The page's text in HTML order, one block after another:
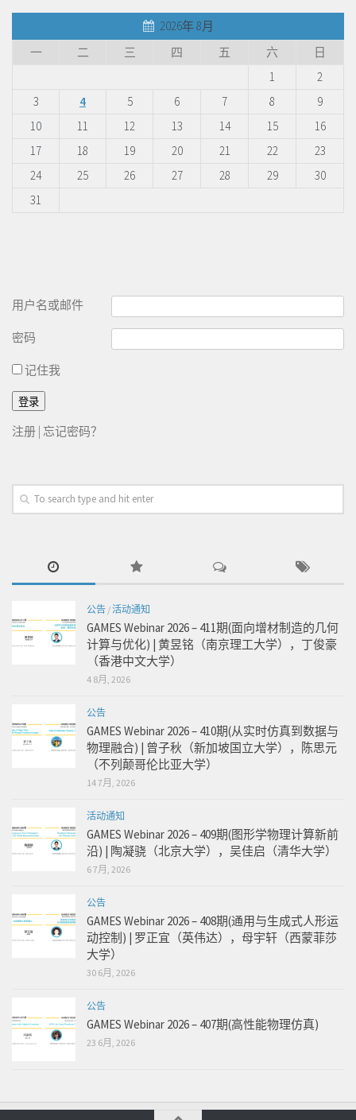
2026年 8月
一
二 三 四 五 六
日
1
2
3
4 5 6 7 8
9
10
11 12 13 14 15
16
17
18 19 20 21 22
23
24
25 26 27 28 29
30
31
用户名或邮件
密码
记住我
注册 | 忘记密码？
公告 /活动通知
GAMES Webinar 2026 – 411期(面向增材制造的几何
计算与优化) | 黄昱铭（南京理工大学），丁俊豪
（香港中文大学）
4 8月, 2026
公告
GAMES Webinar 2026 – 410期(从实时仿真到数据与
物理融合) | 曾子秋（新加坡国立大学），陈思元
（不列颠哥伦比亚大学）
14 7月, 2026
活动通知
GAMES Webinar 2026 – 409期(图形学物理计算新前
沿) | 陶凝骁（北京大学），吴佳启（清华大学）
6 7月, 2026
公告
GAMES Webinar 2026 – 408期(通用与生成式人形运
动控制) | 罗正宜（英伟达），母宇轩（西蒙菲莎
大学）
30 6月, 2026
公告
GAMES Webinar 2026 – 407期(高性能物理仿真)
23 6月, 2026